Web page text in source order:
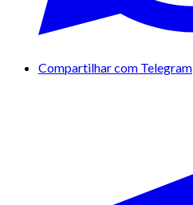
Compartilhar com Telegram